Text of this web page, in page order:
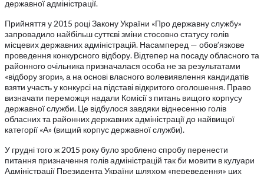
державної адміністрації.
Прийняття у 2015 році Закону України «Про державну службу»
запровадило найбільш суттєві зміни стосовно статусу голів
місцевих державних адміністрацій. Насамперед — обов’язкове
проведення конкурсного відбору. Відтепер на посаду обласного та
районного очільника призначалася особа не за результатами
«відбору згори», а на основі власного волевиявлення кандидатів
взяти участь у конкурсі на підставі відкритого оголошення. Право
визначати переможця надали Комісії з питань вищого корпусу
державної служби. Це відбулося завдяки віднесенню голів
обласних та районних державних адміністрації до найвищої
категорії «А» (вищий корпус державної служби).
У грудні того ж 2015 року було зроблено спробу перенести
питання призначення голів адміністрацій так би мовити в кулуари
Адміністрації Президента України шляхом «переведення» цих